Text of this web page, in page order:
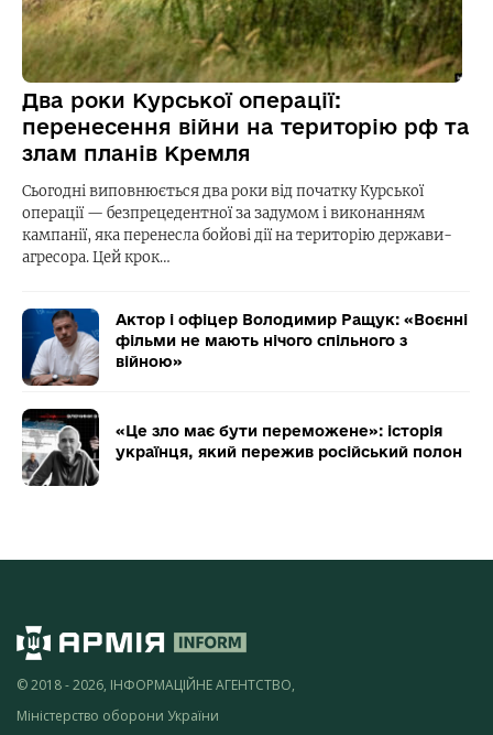
Два роки Курської операції:
перенесення війни на територію рф та
злам планів Кремля
Сьогодні виповнюється два роки від початку Курської
операції — безпрецедентної за задумом і виконанням
кампанії, яка перенесла бойові дії на територію держави-
агресора. Цей крок…
Актор і офіцер Володимир Ращук: «Воєнні
фільми не мають нічого спільного з
війною»
«Це зло має бути переможене»: історія
українця, який пережив російський полон
© 2018 - 2026, ІНФОРМАЦІЙНЕ АГЕНТСТВО,
Міністерство оборони України